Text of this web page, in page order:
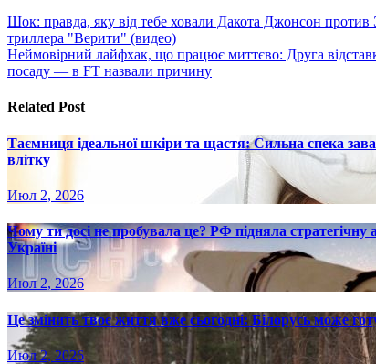
Навигация
по
записям
Шок: правда, яку від тебе ховали Дакота Джонсон
триллера "Верити" (видео)
Неймовірний лайфхак, що працює миттєво: Друга
посаду — в FT назвали причину
Related Post
Таємниця ідеальної шкіри та щастя: Сильна спека
влітку
Июл 2, 2026
Чому ти досі не пробувала це? РФ підняла стратегічну
Україні
Июл 2, 2026
Це змінить твоє життя вже сьогодні: Білорусь може
Июл 2, 2026